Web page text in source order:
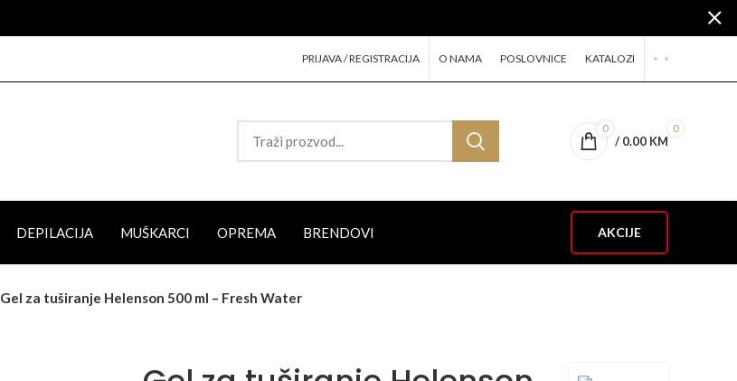
PRIJAVA / REGISTRACIJA O NAMA POSLOVNICE KATALOZI
0 0
/ 0.00 KM
DEPILACIJA MUŠKARCI OPREMA BRENDOVI AKCIJE
Gel za tuširanje Helenson 500 ml – Fresh Water